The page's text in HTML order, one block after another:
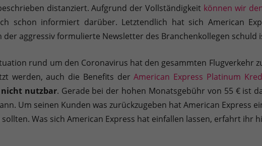
distanziert. Aufgrund der Vollständigkeit können wir
schon informiert darüber. Letztendlich hat sich American
der aggressiv formulierte Newsletter des Branchenkollegen
rund um den Coronavirus hat den gesammten Flugverkehr
werden, auch die Benefits derAmerican Express Platinum
nutzbar. Gerade bei der hohen Monatsgebühr von 55 € ist
Um seinen Kunden was zurückzugeben hat American Express
Was sich American Express hat einfallen lassen, erfahrt ihr
Ablehnen
Funktionen und sind für die einwandfreie Funktion der Website erforderlich.
Cookie-Informationen anzeigen
anonym. Diese Informationen helfen uns zu verstehen, wie unsere Besucher unsere